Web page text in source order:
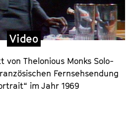
Video
von Thelonious Monks Solo-
Fernsehsendung
im Jahr 1969